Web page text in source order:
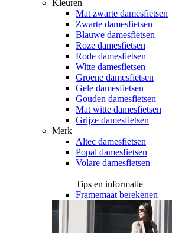
Kleuren
Mat zwarte damesfietsen
Zwarte damesfietsen
Blauwe damesfietsen
Roze damesfietsen
Rode damesfietsen
Witte damesfietsen
Groene damesfietsen
Gele damesfietsen
Gouden damesfietsen
Mat witte damesfietsen
Grijze damesfietsen
Merk
Altec damesfietsen
Popal damesfietsen
Volare damesfietsen
Tips en informatie
Framemaat berekenen